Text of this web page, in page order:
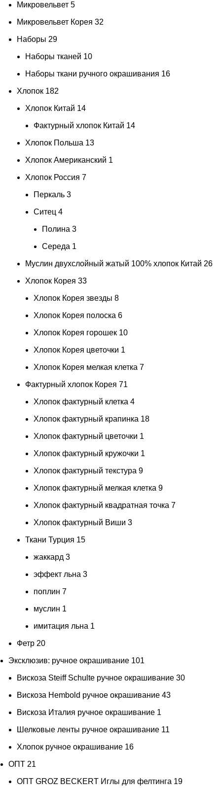
Микровельвет 5
Микровельвет Корея 32
Наборы 29
Наборы тканей 10
Наборы ткани ручного окрашивания 16
Хлопок 182
Хлопок Китай 14
Фактурный хлопок Китай 14
Хлопок Польша 13
Хлопок Американский 1
Хлопок Россия 7
Перкаль 3
Ситец 4
Полина 3
Середа 1
Муслин двухслойный жатый 100% хлопок Китай 26
Хлопок Корея 33
Хлопок Корея звезды 8
Хлопок Корея полоска 6
Хлопок Корея горошек 10
Хлопок Корея цветочки 1
Хлопок Корея мелкая клетка 7
Фактурный хлопок Корея 71
Хлопок фактурный клетка 4
Хлопок фактурный крапинка 18
Хлопок фактурный цветочки 1
Хлопок фактурный кружочки 1
Хлопок фактурный текстура 9
Хлопок фактурный мелкая клетка 9
Хлопок фактурный квадратная точка 7
Хлопок фактурный Виши 3
Ткани Турция 15
жаккард 3
эффект льна 3
поплин 7
муслин 1
имитация льна 1
Фетр 20
Эксклюзив: ручное окрашивание 101
Вискоза Steiff Schulte ручное окрашивание 30
Вискоза Hembold ручное окрашивание 43
Вискоза Италия ручное окрашивание 1
Шелковые ленты ручное окрашивание 11
Хлопок ручное окрашивание 16
ОПТ 21
ОПТ GROZ BECKERT Иглы для фелтинга 19